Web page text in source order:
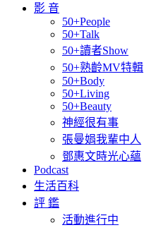
影 音
50+People
50+Talk
50+讀者Show
50+熟齡MV特輯
50+Body
50+Living
50+Beauty
神經很有事
張曼娟我輩中人
鄧惠文時光心蘊
Podcast
生活百科
評 鑑
活動進行中